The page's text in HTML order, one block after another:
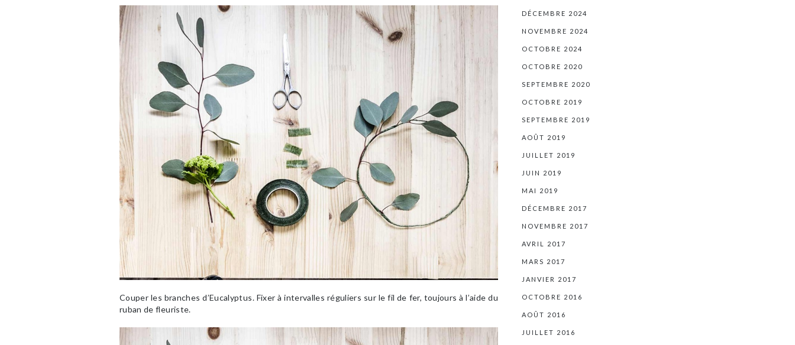
Couper les branches d’Eucalyptus. Fixer à intervalles réguliers sur le fil de fer, toujours à l’aide du
ruban de fleuriste.
DÉCEMBRE 2024
NOVEMBRE 2024
OCTOBRE 2024
OCTOBRE 2020
SEPTEMBRE 2020
OCTOBRE 2019
SEPTEMBRE 2019
AOÛT 2019
JUILLET 2019
JUIN 2019
MAI 2019
DÉCEMBRE 2017
NOVEMBRE 2017
AVRIL 2017
MARS 2017
JANVIER 2017
OCTOBRE 2016
AOÛT 2016
JUILLET 2016